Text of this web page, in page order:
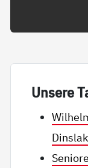
Un­se­re